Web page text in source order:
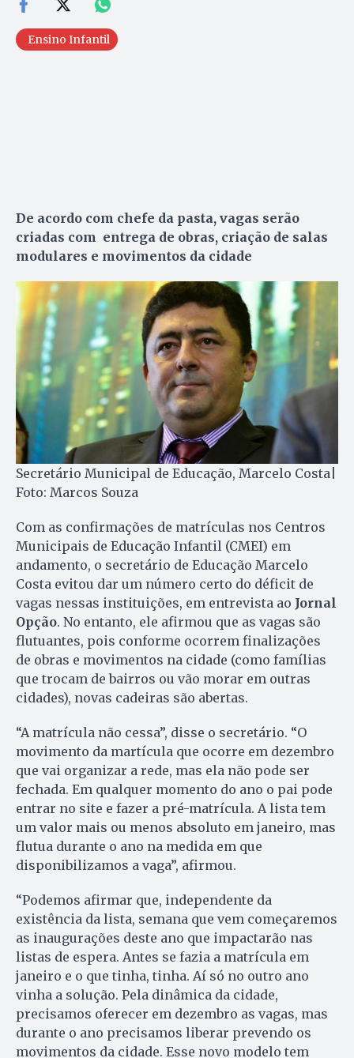
Ensino Infantil
De acordo com chefe da pasta, vagas serão
criadas com entrega de obras, criação de salas
modulares e movimentos da cidade
Secretário Municipal de Educação, Marcelo Costa|
Foto: Marcos Souza​
Com as confirmações de matrículas nos Centros
Municipais de Educação Infantil (CMEI) em
andamento, o secretário de Educação Marcelo
Costa evitou dar um número certo do déficit de
vagas nessas instituições, em entrevista ao Jornal
Opção. No entanto, ele afirmou que as vagas são
flutuantes, pois conforme ocorrem finalizações
de obras e movimentos na cidade (como famílias
que trocam de bairros ou vão morar em outras
cidades), novas cadeiras são abertas.
“A matrícula não cessa”, disse o secretário. “O
movimento da martícula que ocorre em dezembro
que vai organizar a rede, mas ela não pode ser
fechada. Em qualquer momento do ano o pai pode
entrar no site e fazer a pré-matrícula. A lista tem
um valor mais ou menos absoluto em janeiro, mas
flutua durante o ano na medida em que
disponibilizamos a vaga”, afirmou.
“Podemos afirmar que, independente da
existência da lista, semana que vem começaremos
as inaugurações deste ano que impactarão nas
listas de espera. Antes se fazia a matrícula em
janeiro e o que tinha, tinha. Aí só no outro ano
vinha a solução. Pela dinâmica da cidade,
precisamos oferecer em dezembro as vagas, mas
durante o ano precisamos liberar prevendo os
movimentos da cidade. Esse novo modelo tem